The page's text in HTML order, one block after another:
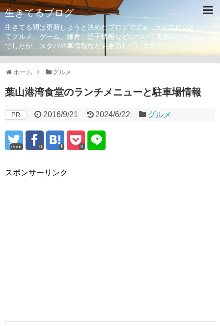
生きてるブログ
生きてる間は更新しようと決めたブログですw ライフログとし
てグルメ、ゲーム、鎌倉、逗子情報などについて更新。のつもり
でしたが、スタバや車情報なども更新しています。
ホーム グルメ
葉山港湾食堂のランチメニューと駐車場情報
PR 2016/9/21 2024/6/22 グルメ
error 0 0
スポンサーリンク